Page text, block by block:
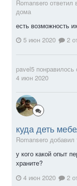
Romansero ответил
дома
есть возможность
5 июн 2020
2
pavel5
4 июн 2020
куда деть
Romansero добавил
у кого какой опыт
храните?
4 июн 2020
2